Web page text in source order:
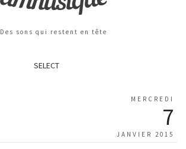
Des sons qui restent en tête
SELECT
MERCREDI
7
JANVIER 2015